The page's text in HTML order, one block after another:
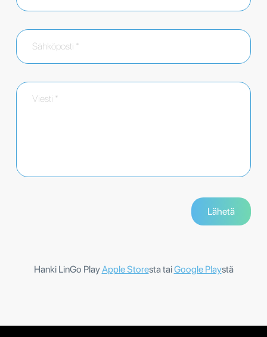
Hanki LinGo PlayApple Storesta taiGoogle Playstä